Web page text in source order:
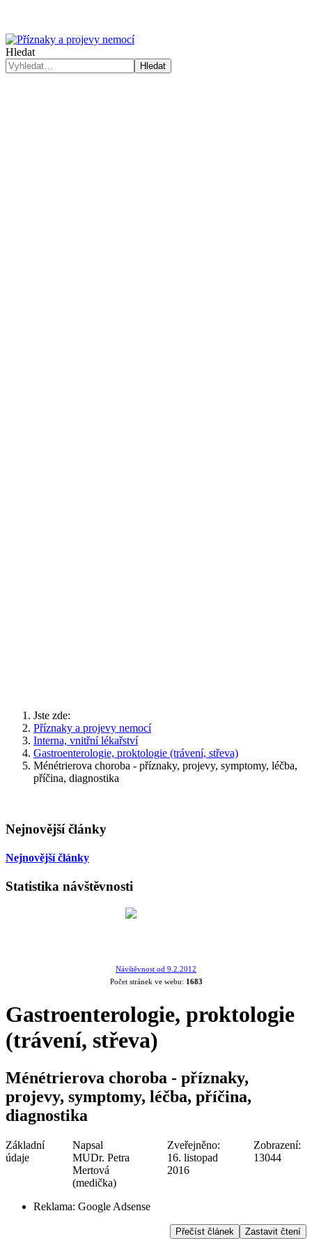
Hledat
Hledat
Jste zde:
Příznaky a projevy nemocí
Interna, vnitřní lékařství
Gastroenterologie, proktologie (trávení, střeva)
Ménétrierova choroba - příznaky, projevy, symptomy, léčba,
příčina, diagnostika
Nejnovější články
Nejnovější články
Statistika návštěvnosti
Návštěvnost od 9.2.2012
Počet stránek ve webu: 1683
Gastroenterologie, proktologie
(trávení, střeva)
Ménétrierova choroba - příznaky,
projevy, symptomy, léčba, příčina,
diagnostika
Základní
údaje
Napsal
MUDr. Petra
Mertová
(medička)
Zveřejněno:
16. listopad
2016
Zobrazení:
13044
Reklama: Google Adsense
Přečíst článek Zastavit čtení